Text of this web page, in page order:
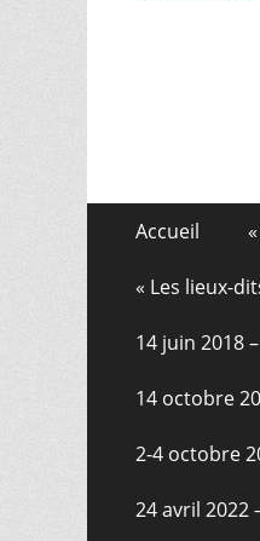
Menu
de
page
contenu
Accueil
« Les lieux-
14 juin 2018
14 octobre
2-4 octobre
24 avril 2022